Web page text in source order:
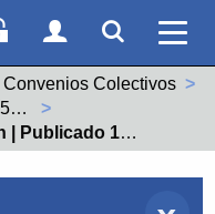
web
Acceso Socios
Acceso
Ver
Convenios Colectivos
Hosteleria (99010365011900)
14/03/2014